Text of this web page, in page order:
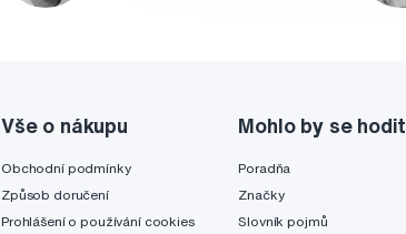
Vše o nákupu
Obchodní podmínky
Způsob doručení
Prohlášení o používání cookies
Mohlo by se hodit
Poradňa
Značky
Slovník pojmů